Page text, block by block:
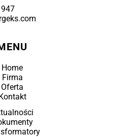
Home
Firma
Oferta